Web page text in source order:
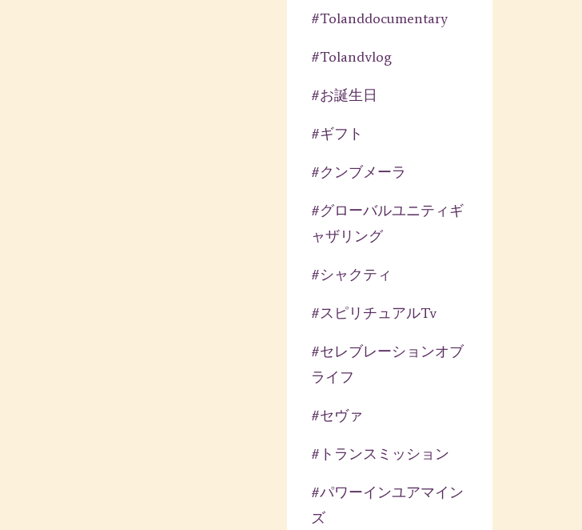
#tolanddocumentary
#tolandvlog
#お誕生日
#ギフト
#クンブメーラ
#グローバルユニティギ
ャザリング
#シャクティ
#スピリチュアルtv
#セレブレーションオブ
ライフ
#セヴァ
#トランスミッション
#パワーインユアマイン
ズ